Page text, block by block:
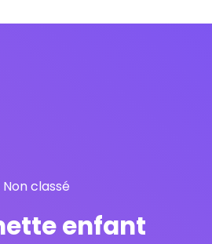
Non classé
enfant